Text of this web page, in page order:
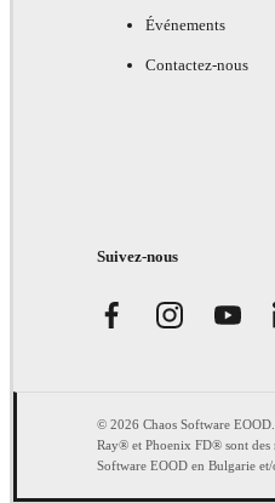
Événements
Contactez-nous
Suivez-nous
© 2026 Chaos Software
Ray® et Phoenix FD® sont des
Software EOOD en Bulgarie et/